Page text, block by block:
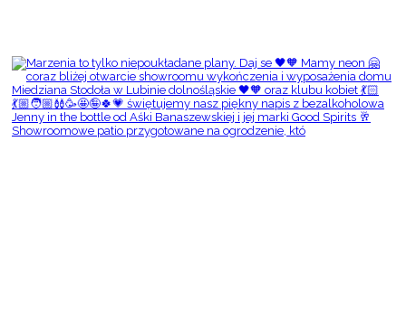
Showroomowe patio przygotowane na ogrodzenie, któ